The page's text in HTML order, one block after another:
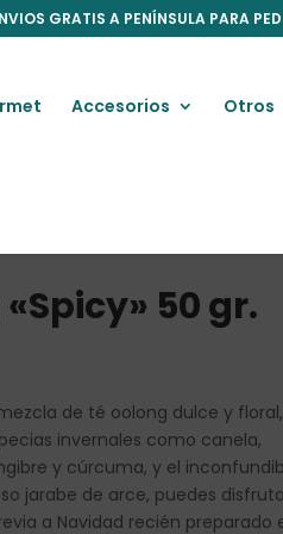
GRATIS A PENÍNSULA PARA
Accesorios Otros
50 gr.
de té oolong dulce y floral,
invernales como canela,
y cúrcuma, y ​​el
jarabe de arce, puedes
a Navidad recién preparado